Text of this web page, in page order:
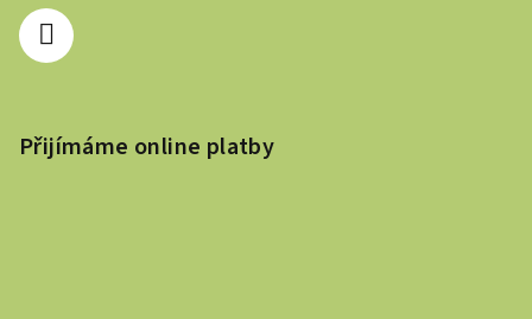
Přijímáme online platby